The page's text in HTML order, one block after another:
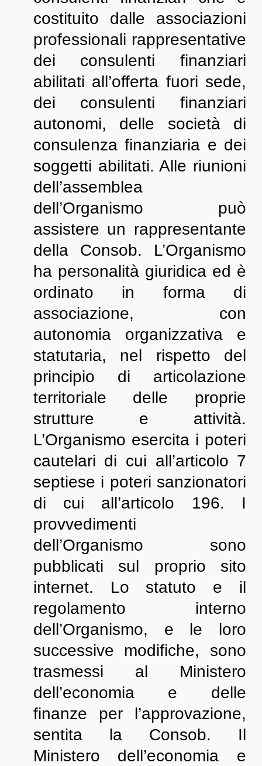
costituito dalle associazioni
professionali rappresentative
dei consulenti finanziari
abilitati all’offerta fuori sede,
dei consulenti finanziari
autonomi, delle società di
consulenza finanziaria e dei
soggetti abilitati. Alle riunioni
dell’assemblea
dell’Organismo può
assistere un rappresentante
della Consob. L’Organismo
ha personalità giuridica ed è
ordinato in forma di
associazione, con
autonomia organizzativa e
statutaria, nel rispetto del
principio di articolazione
territoriale delle proprie
strutture e attività.
L’Organismo esercita i poteri
cautelari di cui all’articolo 7
septiese i poteri sanzionatori
di cui all’articolo 196. I
provvedimenti
dell’Organismo sono
pubblicati sul proprio sito
internet. Lo statuto e il
regolamento interno
dell’Organismo, e le loro
successive modifiche, sono
trasmessi al Ministero
dell’economia e delle
finanze per l’approvazione,
sentita la Consob. Il
Ministero dell’economia e